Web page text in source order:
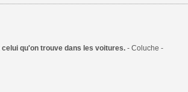
qu'on trouve dans les voitures. - Coluche -